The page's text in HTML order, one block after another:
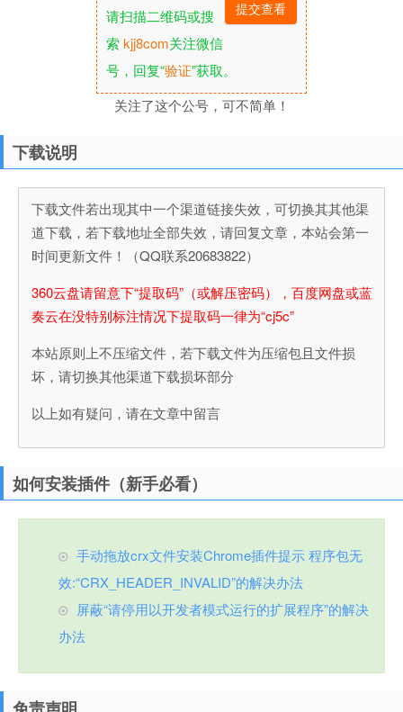
请扫描二维码或搜
索kjj8com关注微信
号，回复“验证”获取。
关注了这个公号，可不简单！
下载说明
下载文件若出现其中一个渠道链接失效，可切换其其他渠
道下载，若下载地址全部失效，请回复文章，本站会第一
时间更新文件！（QQ联系20683822）
360云盘请留意下“提取码”（或解压密码），百度网盘或蓝
奏云在没特别标注情况下提取码一律为“cj5c”
本站原则上不压缩文件，若下载文件为压缩包且文件损
坏，请切换其他渠道下载损坏部分
以上如有疑问，请在文章中留言
如何安装插件（新手必看）
手动拖放crx文件安装Chrome插件提示 程序包无
效:“CRX_HEADER_INVALID”的解决办法
屏蔽“请停用以开发者模式运行的扩展程序”的解决
办法